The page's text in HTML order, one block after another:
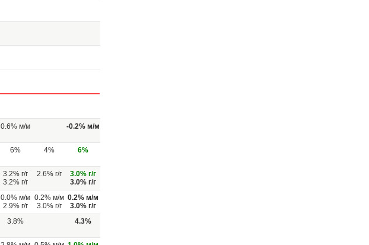
0.6% м/м -0.2% м/м
6% 4% 6%
3.2% г/г
3.2% г/г
2.6% г/г
3.0% г/г
3.0% г/г
0.0% м/м
2.9% г/г
0.2% м/м
3.0% г/г
0.2% м/м
3.0% г/г
3.8% 4.3%